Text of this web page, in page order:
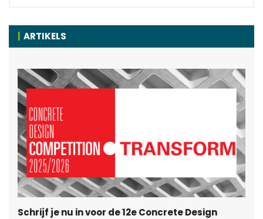
ARTIKELS
Schrijf je nu in voor de 12e Concrete Design